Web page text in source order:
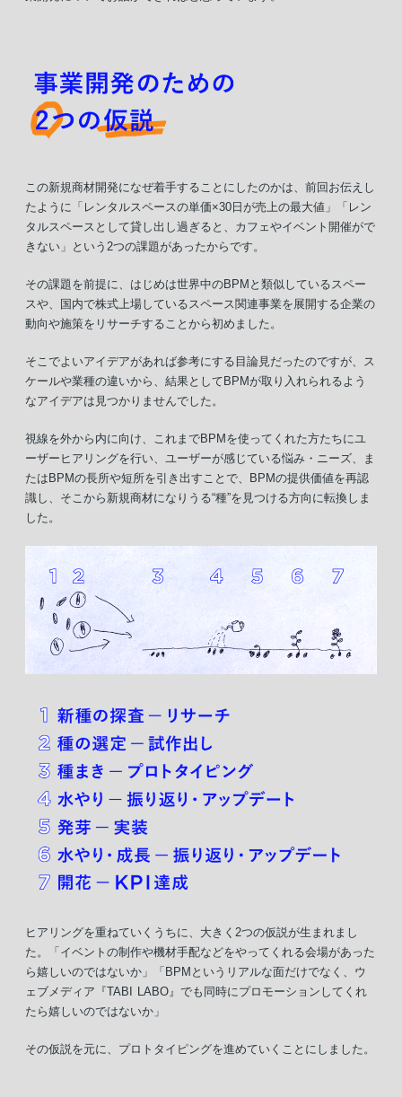
この新規商材開発になぜ着手することにしたのかは、前回お伝えし
たように「レンタルスペースの単価×30日が売上の最大値」「レン
タルスペースとして貸し出し過ぎると、カフェやイベント開催がで
きない」という2つの課題があったからです。
その課題を前提に、はじめは世界中のBPMと類似しているスペー
スや、国内で株式上場しているスペース関連事業を展開する企業の
動向や施策をリサーチすることから初めました。
そこでよいアイデアがあれば参考にする目論見だったのですが、ス
ケールや業種の違いから、結果としてBPMが取り入れられるよう
なアイデアは見つかりませんでした。
視線を外から内に向け、これまでBPMを使ってくれた方たちにユ
ーザーヒアリングを行い、ユーザーが感じている悩み・ニーズ、ま
たはBPMの長所や短所を引き出すことで、BPMの提供価値を再認
識し、そこから新規商材になりうる“種”を見つける方向に転換しま
した。
ヒアリングを重ねていくうちに、大きく2つの仮説が生まれまし
た。「イベントの制作や機材手配などをやってくれる会場があった
ら嬉しいのではないか」「BPMというリアルな面だけでなく、ウ
ェブメディア『TABI LABO』でも同時にプロモーションしてくれ
たら嬉しいのではないか」
その仮説を元に、プロトタイピングを進めていくことにしました。